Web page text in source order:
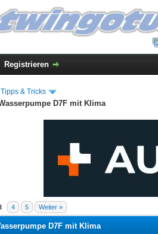
Registrieren
Tipps & Tricks
D7F mit Klima
4 5 Weiter »
D7F mit Klima